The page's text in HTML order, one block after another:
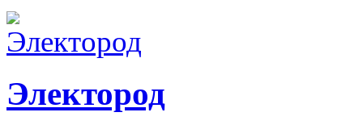
Электород